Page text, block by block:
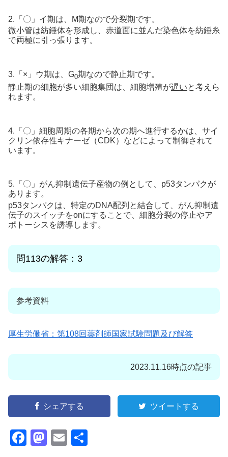
2.「〇」イ期は、M期なので分裂期です。
微小管は紡錘体を形成し、赤道面に並んだ染色体を紡錘糸
で両極に引っ張ります。
3.「×」ウ期は、G0期なので静止期です。
静止期の細胞が多い細胞集団は、細胞増殖が遅いと考えら
れます。
4.「〇」細胞周期の各期から次の期へ進行するかは、サイ
クリン依存性キナーゼ（CDK）などによって制御されて
います。
5.「〇」がん抑制遺伝子産物の例として、p53タンパクが
あります。
p53タンパクは、特定のDNA配列と結合して、がん抑制遺
伝子のスイッチをonにすることで、細胞分裂の停止やア
ポトーシスを誘導します。
問113の解答：3
参考資料
厚生労働省：第108回薬剤師国家試験問題及び解答
2023.11.16時点の記事
シェアする ツイートする
F
M E